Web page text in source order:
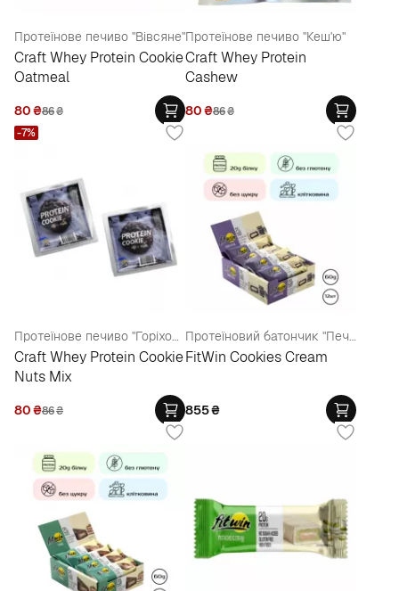
Протеїнове печиво "Вівсяне"
Craft Whey Protein Cookie
Oatmeal
80₴86₴
Протеїнове печиво "Кеш'ю"
Craft Whey Protein
Cashew
80₴86₴
Протеїнове печиво "Горіховий мікс"
Craft Whey Protein Cookie
Nuts Mix
80₴86₴
-7%
Протеїновий батончик "Печиво і крем"
FitWin Cookies Cream
855₴